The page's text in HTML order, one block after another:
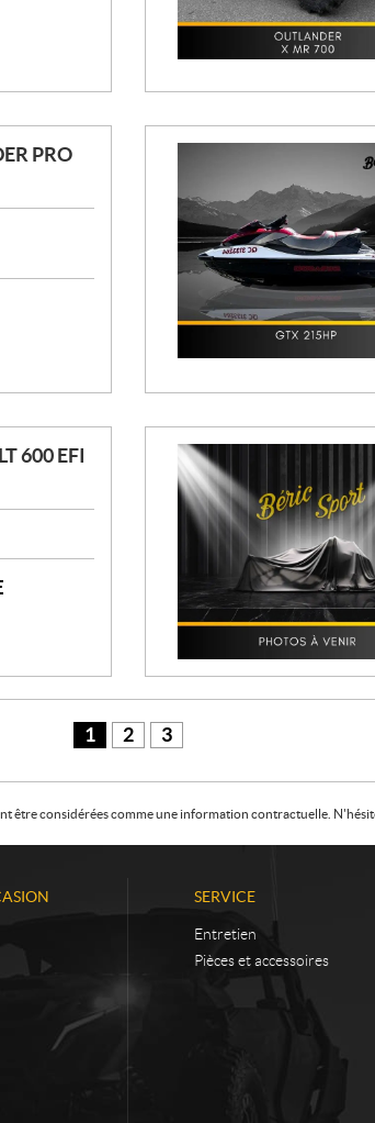
PRO
600 EFI
1 2 3
être considérées comme une information contractuelle.
SERVICE
Entretien
Pièces et accessoires